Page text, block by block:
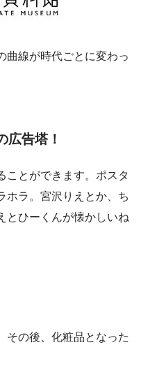
曲線が時代ごとに変わっ
広告塔！
ことができます。ポスタ
ホラ。宮沢りえとか、ち
とひーくんが懐かしいね
その後、化粧品となった